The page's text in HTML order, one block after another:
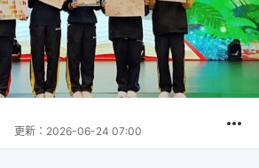
更新： 2026-06-24 07:00